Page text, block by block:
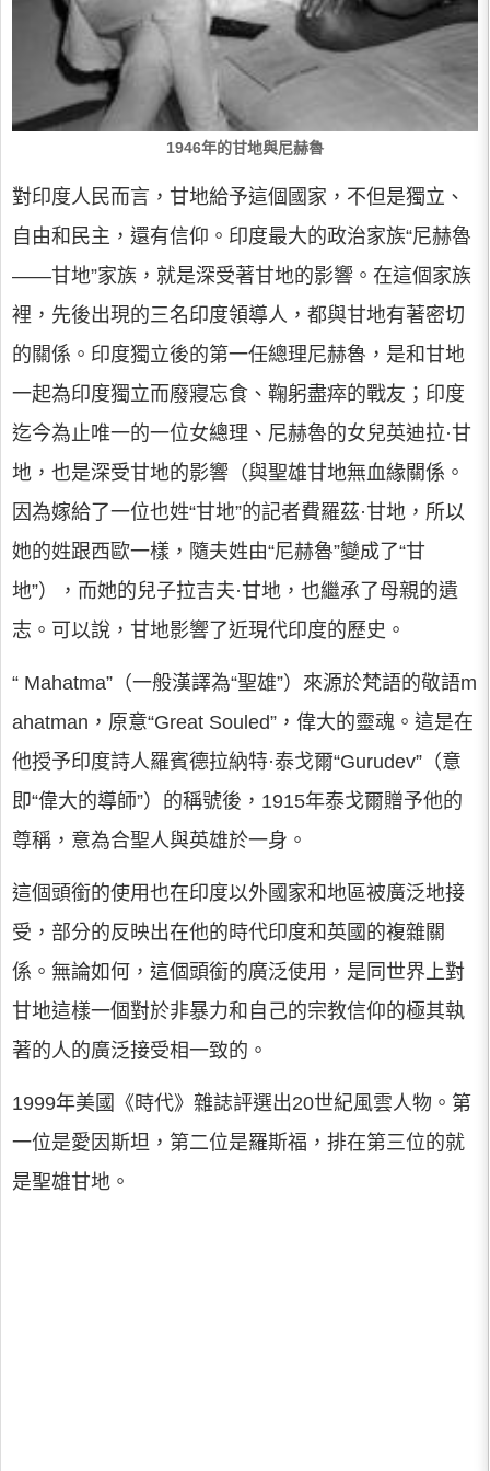
1946年的甘地與尼赫魯
對印度人民而言，甘地給予這個國家，不但是獨立、
自由和民主，還有信仰。印度最大的政治家族“尼赫魯
——甘地”家族，就是深受著甘地的影響。在這個家族
裡，先後出現的三名印度領導人，都與甘地有著密切
的關係。印度獨立後的第一任總理尼赫魯，是和甘地
一起為印度獨立而廢寢忘食、鞠躬盡瘁的戰友；印度
迄今為止唯一的一位女總理、尼赫魯的女兒英迪拉·甘
地，也是深受甘地的影響（與聖雄甘地無血緣關係。
因為嫁給了一位也姓“甘地”的記者費羅茲·甘地，所以
她的姓跟西歐一樣，隨夫姓由“尼赫魯”變成了“甘
地”），而她的兒子拉吉夫·甘地，也繼承了母親的遺
志。可以說，甘地影響了近現代印度的歷史。
“ Mahatma”（一般漢譯為“聖雄”）來源於梵語的敬語m
ahatman，原意“Great Souled”，偉大的靈魂。這是在
他授予印度詩人羅賓德拉納特·泰戈爾“Gurudev”（意
即“偉大的導師”）的稱號後，1915年泰戈爾贈予他的
尊稱，意為合聖人與英雄於一身。
這個頭銜的使用也在印度以外國家和地區被廣泛地接
受，部分的反映出在他的時代印度和英國的複雜關
係。無論如何，這個頭銜的廣泛使用，是同世界上對
甘地這樣一個對於非暴力和自己的宗教信仰的極其執
著的人的廣泛接受相一致的。
1999年美國《時代》雜誌評選出20世紀風雲人物。第
一位是愛因斯坦，第二位是羅斯福，排在第三位的就
是聖雄甘地。